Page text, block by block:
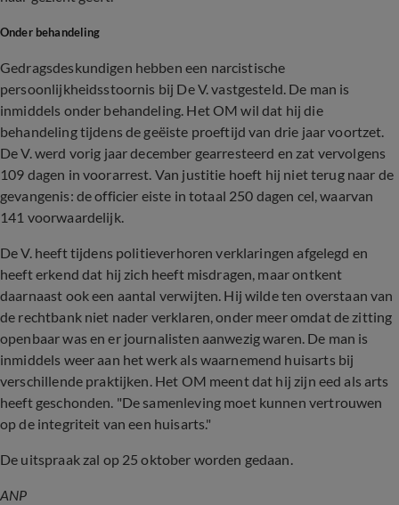
Onder behandeling
Gedragsdeskundigen hebben een narcistische
persoonlijkheidsstoornis bij De V. vastgesteld. De man is
inmiddels onder behandeling. Het OM wil dat hij die
behandeling tijdens de geëiste proeftijd van drie jaar voortzet.
De V. werd vorig jaar december gearresteerd en zat vervolgens
109 dagen in voorarrest. Van justitie hoeft hij niet terug naar de
gevangenis: de officier eiste in totaal 250 dagen cel, waarvan
141 voorwaardelijk.
De V. heeft tijdens politieverhoren verklaringen afgelegd en
heeft erkend dat hij zich heeft misdragen, maar ontkent
daarnaast ook een aantal verwijten. Hij wilde ten overstaan van
de rechtbank niet nader verklaren, onder meer omdat de zitting
openbaar was en er journalisten aanwezig waren. De man is
inmiddels weer aan het werk als waarnemend huisarts bij
verschillende praktijken. Het OM meent dat hij zijn eed als arts
heeft geschonden. "De samenleving moet kunnen vertrouwen
op de integriteit van een huisarts."
De uitspraak zal op 25 oktober worden gedaan.
ANP